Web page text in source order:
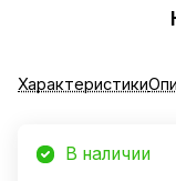
Характеристики
В наличии